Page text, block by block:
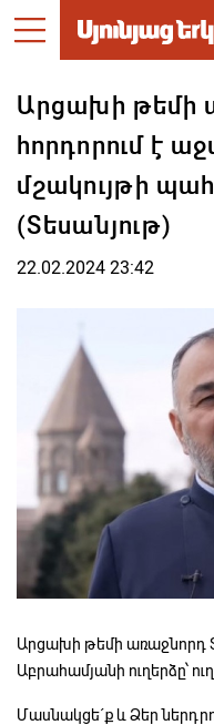
Արցախի թեմի
հորդորում է
մշակույթի
(Տեսանյութ)
22.02.2024 23:42
Արցախի թեմի առաջնորդ
Աբրահամյանի ուղերձը՝
Մասնակցե´ք և Ձեր